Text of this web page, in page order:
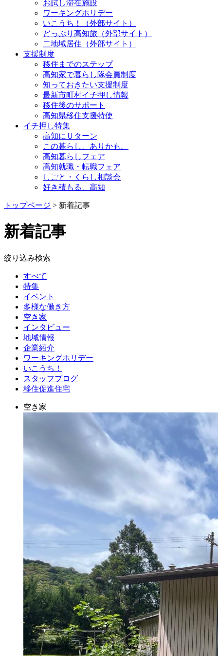
お試し滞在施設
ワーキングホリデー
いこうち！（外部サイト）
どっぷり高知旅（外部サイト）
二地域居住（外部サイト）
支援制度
移住までのステップ
高知家で暮らし隊会員制度
知っておきたい支援制度
最新市町村イチ押し情報
移住後のサポート
高知県移住支援特使
イチ押し特集
高知にＵターン
この暮らし、ありかも。
高知暮らしフェア
高知就職・転職フェア
しごと・くらし相談会
好き積もる、高知
トップページ > 新着記事
新着記事
絞り込み検索
すべて
特集
イベント
多様な働き方
空き家
インタビュー
地域情報
企業紹介
ワーキングホリデー
いこうち！
スタッフブログ
移住促進住宅
空き家